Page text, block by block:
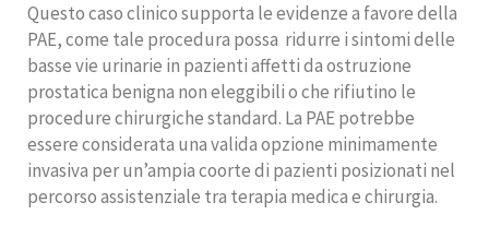
Questo caso clinico supporta le evidenze a favore della
PAE, come tale procedura possa ridurre i sintomi delle
basse vie urinarie in pazienti affetti da ostruzione
prostatica benigna non eleggibili o che rifiutino le
procedure chirurgiche standard. La PAE potrebbe
essere considerata una valida opzione minimamente
invasiva per un’ampia coorte di pazienti posizionati nel
percorso assistenziale tra terapia medica e chirurgia.